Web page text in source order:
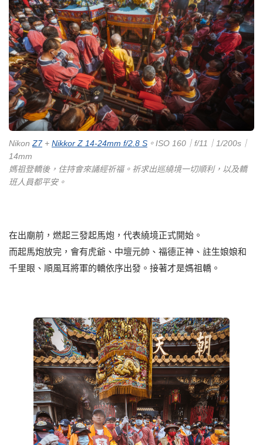
NikonZ7+ Nikkor Z 14-24mm f/2.8 S 。ISO 160｜f/11｜1/200s｜
14mm
媽祖登轎後，住持會來誦經祈福。祈求出巡繞境一切順利，以及轎
班人員都平安。
在出廟前，燃起三發起馬炮，代表繞境正式開始。
而起馬炮放完，會有虎爺、中壇元帥、福德正神、註生娘娘和
千里眼、順風耳將軍的轎依序出發。接著才是媽祖轎。